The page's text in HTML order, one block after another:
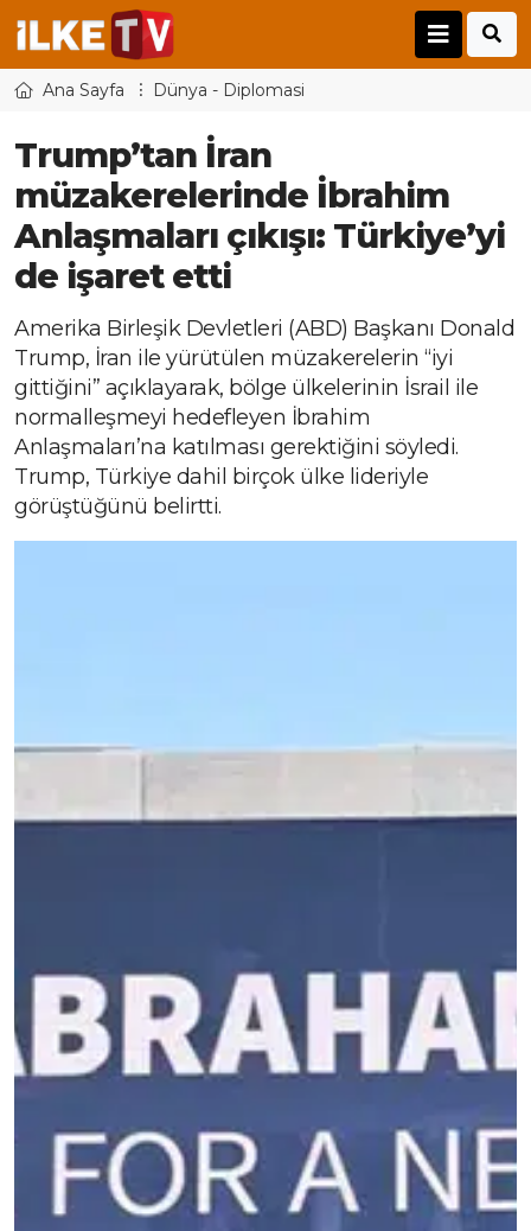
Ana Sayfa Dünya - Diplomasi
Trump’tan İran
müzakerelerinde İbrahim
Anlaşmaları çıkışı: Türkiye’yi
de işaret etti
Amerika Birleşik Devletleri (ABD) Başkanı Donald
Trump, İran ile yürütülen müzakerelerin “iyi
gittiğini” açıklayarak, bölge ülkelerinin İsrail ile
normalleşmeyi hedefleyen İbrahim
Anlaşmaları’na katılması gerektiğini söyledi.
Trump, Türkiye dahil birçok ülke lideriyle
görüştüğünü belirtti.